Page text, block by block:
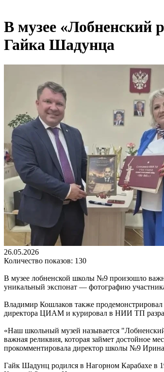
В музее «Лобненский
Гайка Шадунца
26.05.2026
Количество показов: 130
В музее лобненской школы №9 произошло
уникальный экспонат — фотографию
Владимир Кошлаков также
директора ЦИАМ и курировал в НИИ ТП
«Наш школьный музей называется
важная реликвия, которая займет достойное
прокомментировала директор школы №9
Гайк Шадунц родился в Нагорном Карабахе в